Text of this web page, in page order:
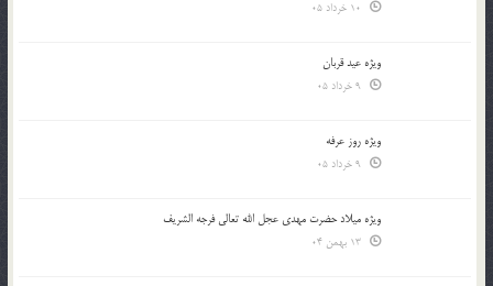
ویژه عید قربان
ویژه روز عرفه
ویژه میلاد حضرت مهدی عجل الله تعالی فرجه الشريف